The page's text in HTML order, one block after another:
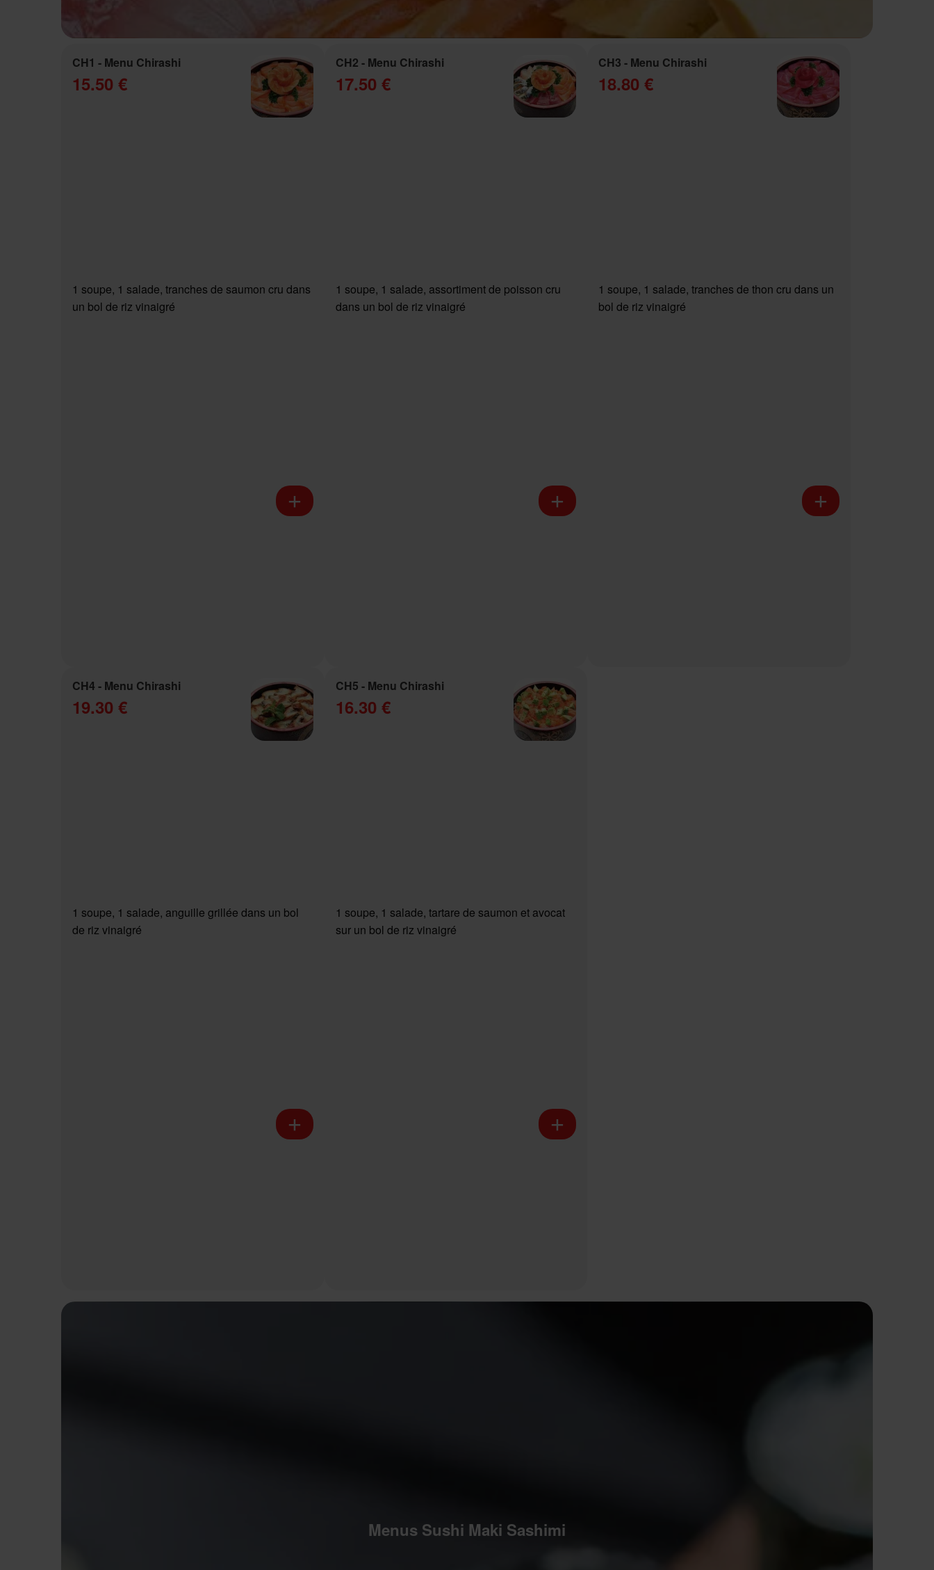
CH1 - Menu Chirashi
15.50 €
1 soupe, 1 salade, tranches de saumon cru dans
un bol de riz vinaigré
CH2 - Menu Chirashi
17.50 €
1 soupe, 1 salade, assortiment de poisson cru
dans un bol de riz vinaigré
CH3 - Menu Chirashi
18.80 €
1 soupe, 1 salade, tranches de thon cru dans un
bol de riz vinaigré
CH4 - Menu Chirashi
19.30 €
1 soupe, 1 salade, anguille grillée dans un bol
de riz vinaigré
CH5 - Menu Chirashi
16.30 €
1 soupe, 1 salade, tartare de saumon et avocat
sur un bol de riz vinaigré
Menus Sushi Maki Sashimi